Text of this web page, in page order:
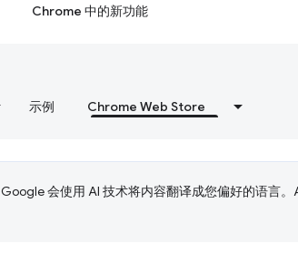
Chrome 中的新功能
示例 Chrome Web Store
Google 会使用 AI 技术将内容翻译成您偏好的语言。